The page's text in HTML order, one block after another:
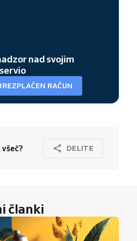
nad svojim
RAČUN
všeč? DELITE
članki